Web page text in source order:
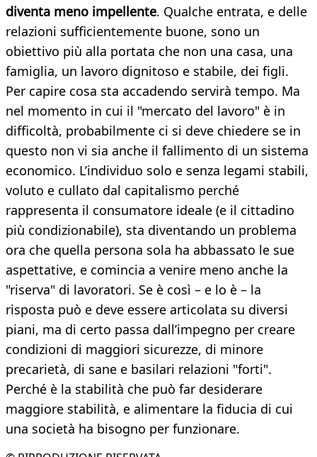
diventa meno impellente. Qualche entrata, e delle
relazioni sufficientemente buone, sono un
obiettivo più alla portata che non una casa, una
famiglia, un lavoro dignitoso e stabile, dei figli.
Per capire cosa sta accadendo servirà tempo. Ma
nel momento in cui il "mercato del lavoro" è in
difficoltà, probabilmente ci si deve chiedere se in
questo non vi sia anche il fallimento di un sistema
economico. L’individuo solo e senza legami stabili,
voluto e cullato dal capitalismo perché
rappresenta il consumatore ideale (e il cittadino
più condizionabile), sta diventando un problema
ora che quella persona sola ha abbassato le sue
aspettative, e comincia a venire meno anche la
"riserva" di lavoratori. Se è così – e lo è – la
risposta può e deve essere articolata su diversi
piani, ma di certo passa dall’impegno per creare
condizioni di maggiori sicurezze, di minore
precarietà, di sane e basilari relazioni "forti".
Perché è la stabilità che può far desiderare
maggiore stabilità, e alimentare la fiducia di cui
una società ha bisogno per funzionare.